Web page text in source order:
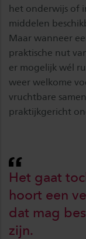
het onderwijs of
middelen
Maar wanneer
praktische nut
er mogelijk wél
weer welkome
vruchtbare
praktijkgericht
Het gaat
hoort een
dat mag
zijn.